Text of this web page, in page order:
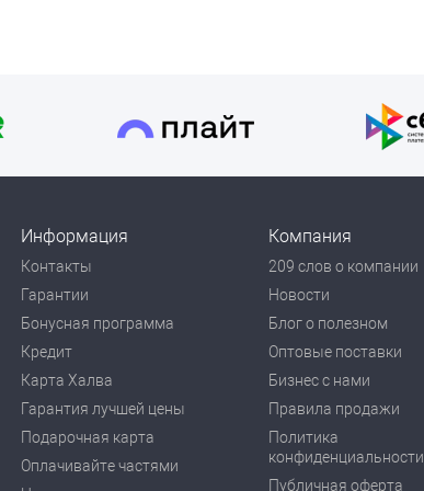
Информация
Контакты
Гарантии
Бонусная программа
Кредит
Карта Халва
Гарантия лучшей цены
Подарочная карта
Оплачивайте частями
Компания
209 слов о компании
Новости
Блог о полезном
Оптовые поставки
Бизнес с нами
Правила продажи
Политика
конфиденциальности
Публичная оферта